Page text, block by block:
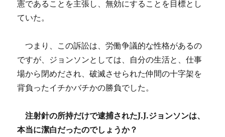
憲であることを主張し、無効にすることを目標とし
ていた。
つまり、この訴訟は、労働争議的な性格があるの
ですが、ジョンソンとしては、自分の生活と、仕事
場から閉めだされ、破滅させられた仲間の十字架を
背負ったイチかバチかの勝負でした。
注射針の所持だけで逮捕されたJ.J.ジョンソンは、
本当に潔白だったのでしょうか？